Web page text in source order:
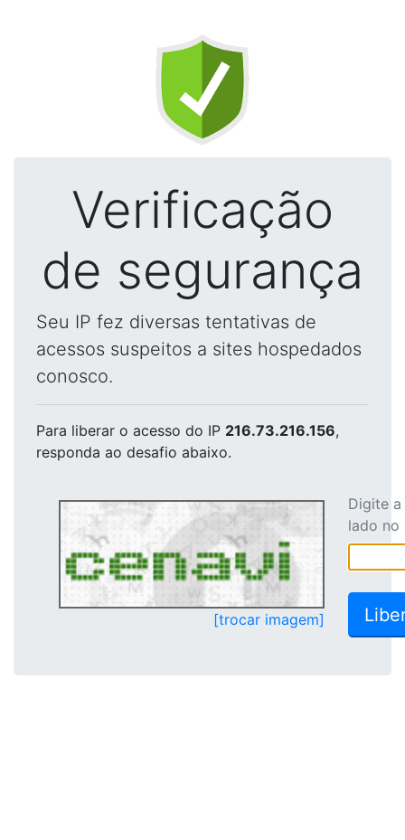
Verificação
de segurança
Seu IP fez diversas tentativas de
acessos suspeitos a sites hospedados
conosco.
Para liberar o acesso do IP 216.73.216.156,
responda ao desafio abaixo.
[trocar imagem]
Digite
lado no